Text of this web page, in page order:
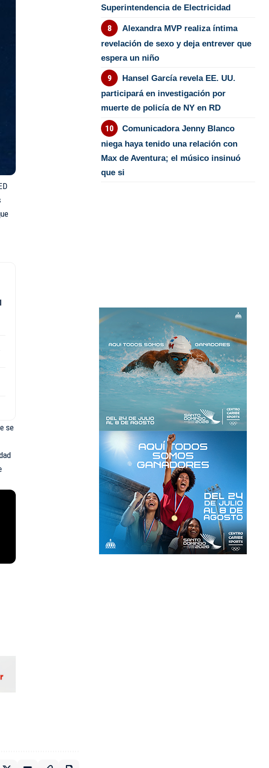
se
Superintendencia de Electricidad
Alexandra MVP realiza íntima
revelación de sexo y deja entrever que
espera un niño
Hansel García revela EE. UU.
participará en investigación por
muerte de policía de NY en RD
Comunicadora Jenny Blanco
niega haya tenido una relación con
Max de Aventura; el músico insinuó
que si